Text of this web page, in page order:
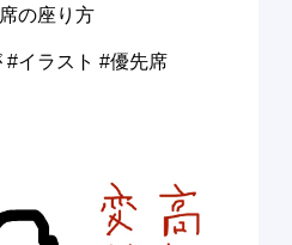
の座り方
#イラスト #優先席